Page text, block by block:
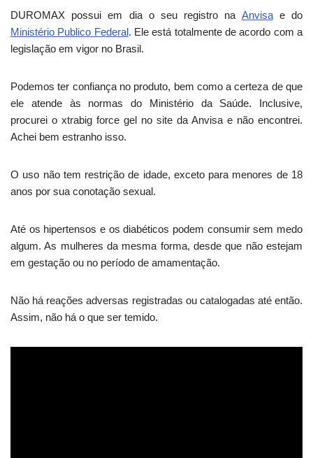
DUROMAX possui em dia o seu registro na Anvisae do
Ministério Publico Federal. Ele está totalmente de acordo com a
legislação em vigor no Brasil.
Podemos ter confiança no produto, bem como a certeza de que
ele atende às normas do Ministério da Saúde. Inclusive,
procurei o xtrabig force gel no site da Anvisa e não encontrei.
Achei bem estranho isso.
O uso não tem restrição de idade, exceto para menores de 18
anos por sua conotação sexual.
Até os hipertensos e os diabéticos podem consumir sem medo
algum. As mulheres da mesma forma, desde que não estejam
em gestação ou no período de amamentação.
Não há reações adversas registradas ou catalogadas até então.
Assim, não há o que ser temido.